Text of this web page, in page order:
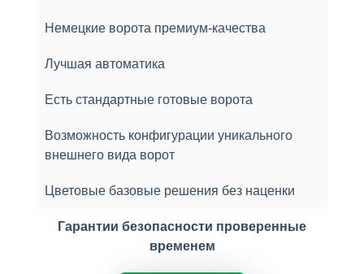
Немецкие ворота премиум-качества
Лучшая автоматика
Есть стандартные готовые ворота
Возможность конфигурации уникального
внешнего вида ворот
Цветовые базовые решения без наценки
Гарантии безопасности проверенные
временем